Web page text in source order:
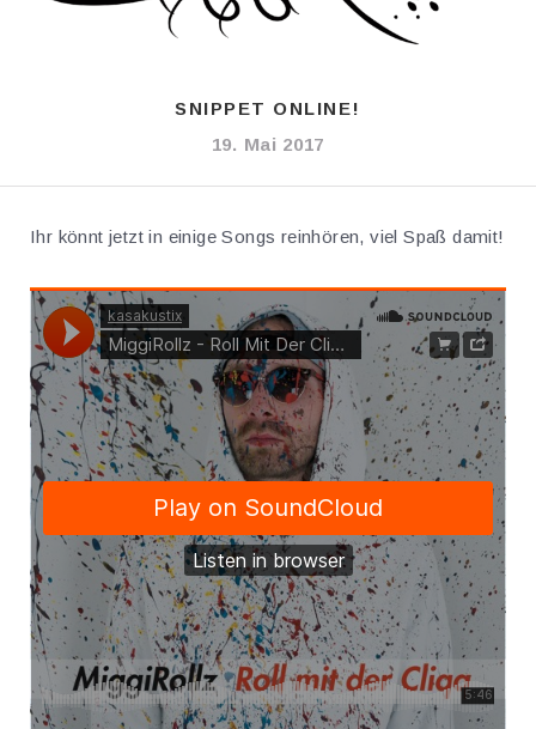
SNIPPET ONLINE!
19. Mai 2017
Ihr könnt jetzt in einige Songs reinhören, viel Spaß damit!